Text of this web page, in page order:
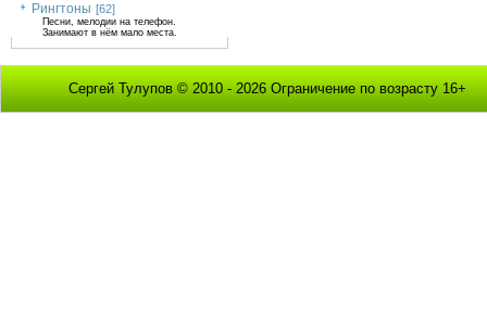
Рингтоны [62]
Песни, мелодии на телефон.
Занимают в нём мало места.
Сергей Тулупов © 2010 - 2026 Ограничение по возрасту 16+